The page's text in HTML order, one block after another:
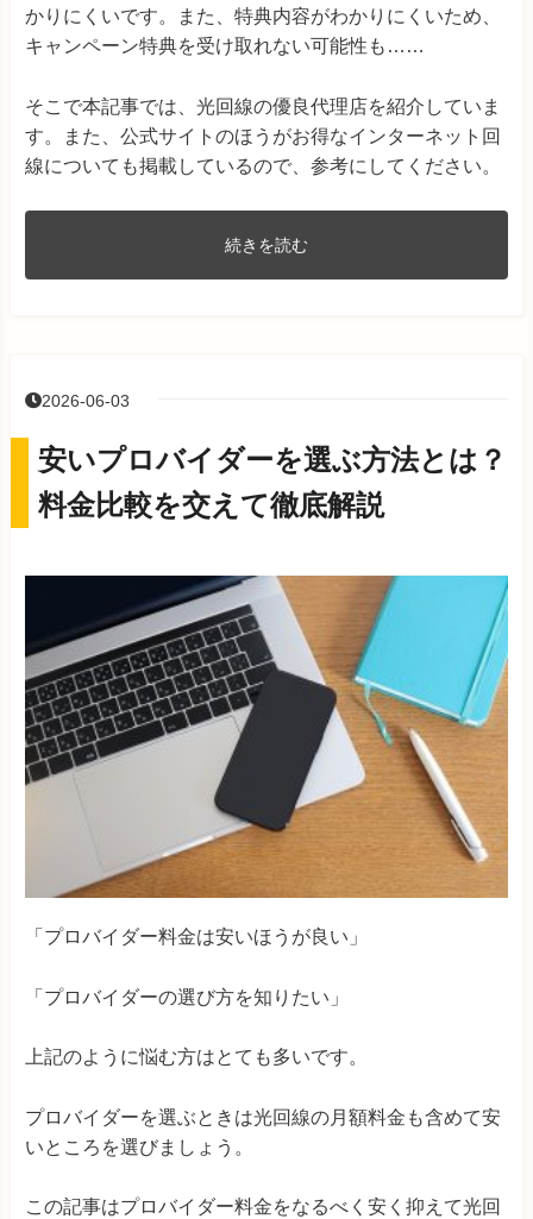
かりにくいです。また、特典内容がわかりにくいため、
キャンペーン特典を受け取れない可能性も……
そこで本記事では、光回線の優良代理店を紹介していま
す。また、公式サイトのほうがお得なインターネット回
線についても掲載しているので、参考にしてください。
続きを読む
2026-06-03
安いプロバイダーを選ぶ方法とは？
料金比較を交えて徹底解説
「プロバイダー料金は安いほうが良い」
「プロバイダーの選び方を知りたい」
上記のように悩む方はとても多いです。
プロバイダーを選ぶときは光回線の月額料金も含めて安
いところを選びましょう。
この記事はプロバイダー料金をなるべく安く抑えて光回